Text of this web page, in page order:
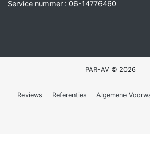
Service nummer : 06-14776460
PAR-AV © 2026
Reviews Referenties Algemene